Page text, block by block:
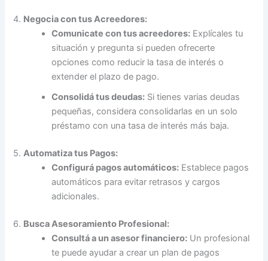
4. Negocia con tus Acreedores:
Comunicate con tus acreedores: Explícales tu
situación y pregunta si pueden ofrecerte
opciones como reducir la tasa de interés o
extender el plazo de pago.
Consolidá tus deudas: Si tienes varias deudas
pequeñas, considera consolidarlas en un solo
préstamo con una tasa de interés más baja.
5.Automatiza tus Pagos:
Configurá pagos automáticos: Establece pagos
automáticos para evitar retrasos y cargos
adicionales.
6. Busca Asesoramiento Profesional:
Consultá a un asesor financiero: Un profesional
te puede ayudar a crear un plan de pagos